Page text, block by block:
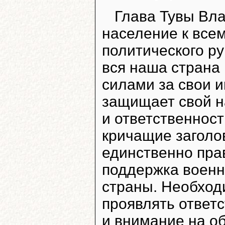
Глава Тувы
население к
политического
вся наша
силами за свои
защищает свой
и
кричащие
единственно
поддержка
страны.
проявлять
и внимание на